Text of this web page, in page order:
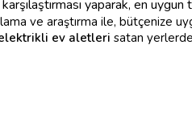
yaparak, en uygun
ve araştırma ile, bütçenize
ev aletleri satan